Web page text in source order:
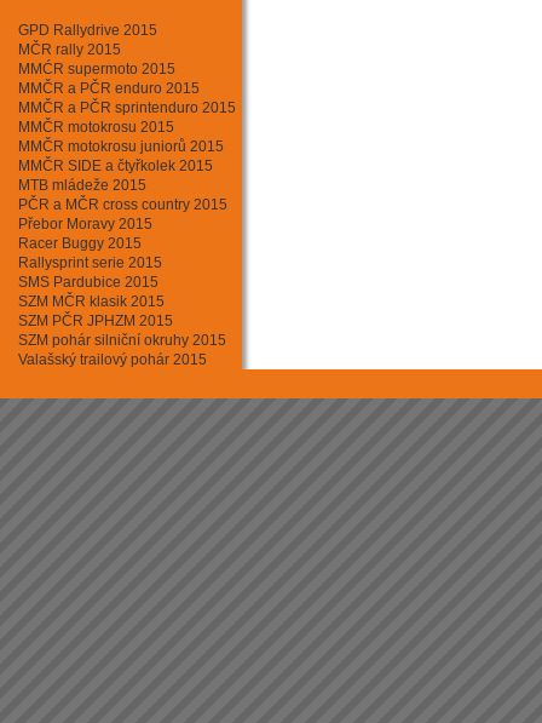
Mushing - psí sprežení
Rally cross country
Rallycross
Silniční moto
Sjezd horských kol
Supermoto
Triathlon
Tuningový sraz
Závody aut. na okruhu
Závody automobilů do vrchu
GPD Rallydrive 2015
MČR rally 2015
MMĆR supermoto 2015
MMČR a PČR enduro 2015
MMČR a PČR sprintenduro 2015
MMČR motokrosu 2015
MMČR motokrosu juniorů 2015
MMČR SIDE a čtyřkolek 2015
MTB mládeže 2015
PČR a MČR cross country 2015
Přebor Moravy 2015
Racer Buggy 2015
Rallysprint serie 2015
SMS Pardubice 2015
SZM MČR klasik 2015
SZM PČR JPHZM 2015
SZM pohár silniční okruhy 2015
Valašský trailový pohár 2015